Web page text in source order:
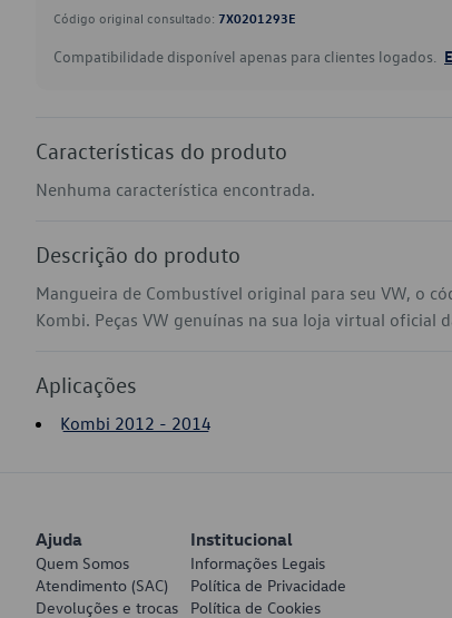
Código original consultado: 7X0201293E
Compatibilidade disponível apenas para clientes logados.
Características do produto
Nenhuma característica encontrada.
Descrição do produto
Mangueira de Combustível original para seu VW, o
Kombi. Peças VW genuínas na sua loja virtual oficial
Aplicações
Kombi 2012 - 2014
Ajuda
Quem Somos
Atendimento (SAC)
Devoluções e trocas
Institucional
Informações Legais
Política de Privacidade
Política de Cookies